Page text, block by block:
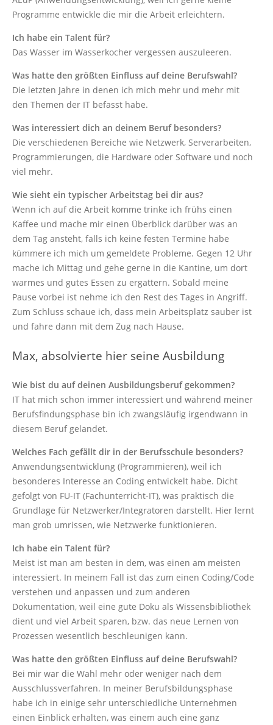
Programme entwickle die mir die Arbeit erleichtern.
Ich habe ein Talent für?
Das Wasser im Wasserkocher vergessen auszuleeren.
Was hatte den größten Einfluss auf deine Berufswahl?
Die letzten Jahre in denen ich mich mehr und mehr mit
den Themen der IT befasst habe.
Was interessiert dich an deinem Beruf besonders?
Die verschiedenen Bereiche wie Netzwerk, Serverarbeiten,
Programmierungen, die Hardware oder Software und noch
viel mehr.
Wie sieht ein typischer Arbeitstag bei dir aus?
Wenn ich auf die Arbeit komme trinke ich frühs einen
Kaffee und mache mir einen Überblick darüber was an
dem Tag ansteht, falls ich keine festen Termine habe
kümmere ich mich um gemeldete Probleme. Gegen 12 Uhr
mache ich Mittag und gehe gerne in die Kantine, um dort
warmes und gutes Essen zu ergattern. Sobald meine
Pause vorbei ist nehme ich den Rest des Tages in Angriff.
Zum Schluss schaue ich, dass mein Arbeitsplatz sauber ist
und fahre dann mit dem Zug nach Hause.
Max, absolvierte hier seine Ausbildung
Wie bist du auf deinen Ausbildungsberuf gekommen?
IT hat mich schon immer interessiert und während meiner
Berufsfindungsphase bin ich zwangsläufig irgendwann in
diesem Beruf gelandet.
Welches Fach gefällt dir in der Berufsschule besonders?
Anwendungsentwicklung (Programmieren), weil ich
besonderes Interesse an Coding entwickelt habe. Dicht
gefolgt von FU-IT (Fachunterricht-IT), was praktisch die
Grundlage für Netzwerker/Integratoren darstellt. Hier lernt
man grob umrissen, wie Netzwerke funktionieren.
Ich habe ein Talent für?
Meist ist man am besten in dem, was einen am meisten
interessiert. In meinem Fall ist das zum einen Coding/Code
verstehen und anpassen und zum anderen
Dokumentation, weil eine gute Doku als Wissensbibliothek
dient und viel Arbeit sparen, bzw. das neue Lernen von
Prozessen wesentlich beschleunigen kann.
Was hatte den größten Einfluss auf deine Berufswahl?
Bei mir war die Wahl mehr oder weniger nach dem
Ausschlussverfahren. In meiner Berufsbildungsphase
habe ich in einige sehr unterschiedliche Unternehmen
einen Einblick erhalten, was einem auch eine ganz